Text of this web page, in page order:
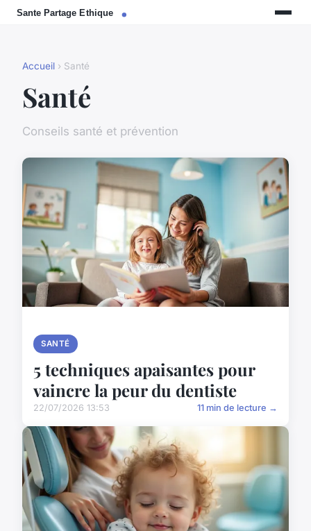
Accueil › Santé
Santé
Conseils santé et prévention
SANTÉ
5 techniques apaisantes pour
vaincre la peur du dentiste
22/07/2026 13:53 11 min de lecture →